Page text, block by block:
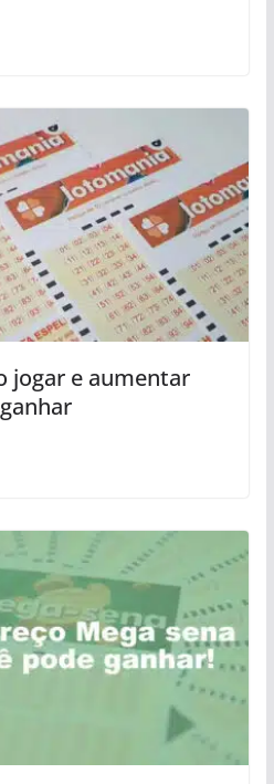
jogar e aumentar